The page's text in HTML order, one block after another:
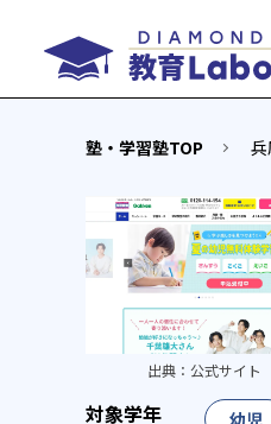
塾・学習塾TOP
出典： 公式サイト